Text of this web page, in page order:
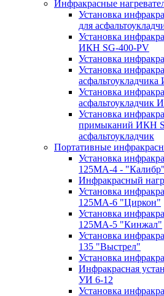
Инфракрасные
Установка
для
Установка
ИКН SG-400-PV
Установка
Установка
Установка
асфальтоукладчик
Установка
примыканий ИКН
асфальтоукладчик
Портативные
Установка
125МA-4 - "Калибр"
Инфракрасный
Установка
125МA-6 "Циркон"
Установка
125МA-5 "Кинжал"
Установка
135 "Выстрел"
Установка
Инфракрасная
УИ 6-12
Установка